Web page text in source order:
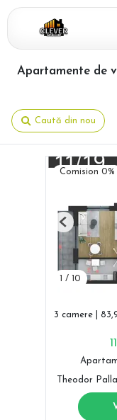
Apartamente de
Caută din nou
Comision 0%
1 / 10
Previous
3 camere |
Theodor